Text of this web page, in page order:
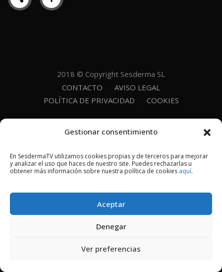
Gestionar consentimiento
En SesdermaTV utilizamos cookies propias y de terceros para mejorar
y analizar el uso que haces de nuestro site. Puedes rechazarlas u
obtener más información sobre nuestra política de cookies aquí.
Aceptar
Denegar
Ver preferencias
2018 © Copyright Sesderma SL
CONTACTO
AVISO LEGAL
POLÍTICA DE PRIVACIDAD
COOKIES